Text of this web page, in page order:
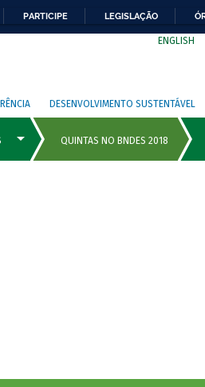
PARTICIPE LEGISLAÇÃO
ENGLISH
DESENVOLVIMENTO SUSTENTÁVEL